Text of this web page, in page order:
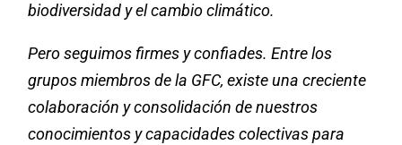
biodiversidad y el cambio climático.
Pero seguimos firmes y confiades. Entre los
grupos miembros de la GFC, existe una creciente
colaboración y consolidación de nuestros
conocimientos y capacidades colectivas para